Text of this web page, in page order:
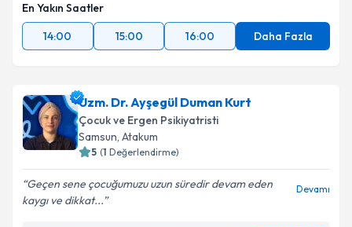
En Yakın Saatler
14:00
15:00 16:00 Daha Fazla
Uzm. Dr. Ayşegül Duman Kurt
Çocuk ve Ergen Psikiyatristi
Samsun, Atakum
5 (1 Değerlendirme)
Geçen sene çocuğumuzu uzun süredir devam eden
kaygı ve dikkat...
Devamı